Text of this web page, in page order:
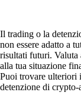
Il trading o la
non essere adatto a
risultati futuri. Valuta
alla tua situazione
Puoi trovare ulteriori
detenzione di crypto-